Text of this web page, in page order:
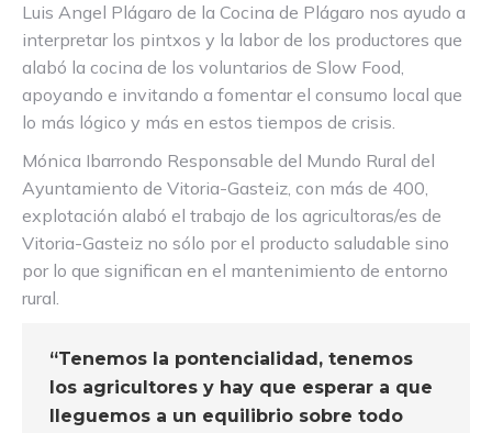
Luis Angel Plágaro de la Cocina de Plágaro nos ayudo a
interpretar los pintxos y la labor de los productores que
alabó la cocina de los voluntarios de Slow Food,
apoyando e invitando a fomentar el consumo local que
lo más lógico y más en estos tiempos de crisis.
Mónica Ibarrondo Responsable del Mundo Rural del
Ayuntamiento de Vitoria-Gasteiz, con más de 400,
explotación alabó el trabajo de los agricultoras/es de
Vitoria-Gasteiz no sólo por el producto saludable sino
por lo que significan en el mantenimiento de entorno
rural.
“Tenemos la pontencialidad, tenemos
los agricultores y hay que esperar a que
lleguemos a un equilibrio sobre todo